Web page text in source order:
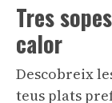
Tres
calor
Descobreix
teus plats